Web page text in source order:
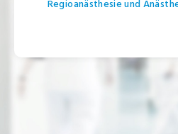
Regioanästhesie und